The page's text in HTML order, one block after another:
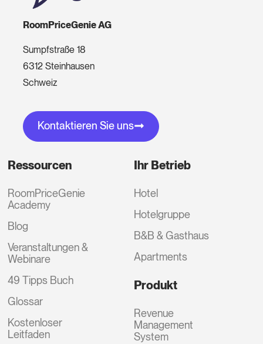
RoomPriceGenie AG
Sumpfstraße 18
6312 Steinhausen
Schweiz
Kontaktieren Sie uns
Ressourcen
RoomPriceGenie
Academy
Blog
Veranstaltungen &
Webinare
49 Tipps Buch
Glossar
Kostenloser
Leitfaden
Ihr Betrieb
Hotel
Hotelgruppe
B&B & Gasthaus
Apartments
Produkt
Revenue
Management
System